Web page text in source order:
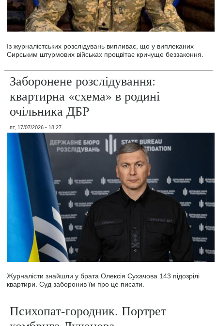
Із журналістських розслідувань випливає, що у виплеканих
Сирським штурмових військах процвітає кричуще беззаконня.
Заборонене розслідування:
квартирна «схема» в родині
очільника ДБР
пт, 17/07/2026 - 18:27
Журналісти знайшли у брата Олексія Сухачова 143 підозрілі
квартири. Суд заборонив їм про це писати.
Психопат-городник. Портрет